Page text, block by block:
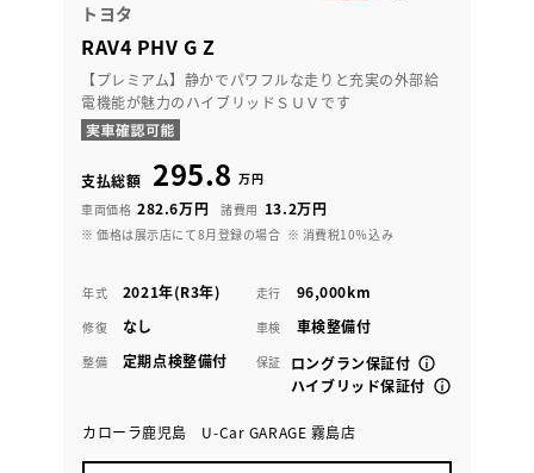
トヨタ
RAV4 PHV G Z
【プレミアム】静かでパワフルな走りと充実の外部給
電機能が魅力のハイブリッドＳＵＶです
支払総額 295.8 万円
車両価格 282.6万円 諸費用 13.2万円
※ 価格は展示店にて8月登録の場合 ※ 消費税10％込み
年式 2021年(R3年) 走行 96,000km
修復 なし 車検 車検整備付
整備 定期点検整備付 保証
ロングラン保証付
ハイブリッド保証付
カローラ鹿児島 U-Car GARAGE 霧島店